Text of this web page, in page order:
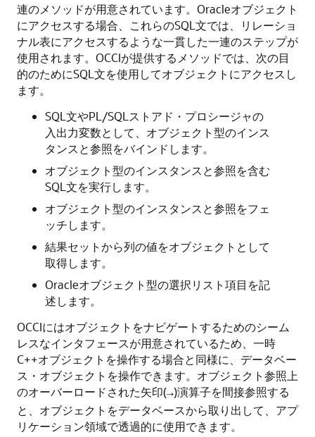
連のメソッドが用意されています。Oracleオブジェクト
にアクセスする場合、これらのSQL文では、リレーショ
ナル表にアクセスするような一貫した一連のステップが
使用されます。OCCIが提供するメソッドでは、次の目
的のためにSQL文を使用してオブジェクトにアクセスし
ます。
SQL文やPL/SQLストアド・プロシージャの
入出力変数として、オブジェクト型のインス
タンスと参照をバインドします。
オブジェクト型のインスタンスと参照を含む
SQL文を実行します。
オブジェクト型のインスタンスと参照をフェ
ッチします。
結果セットから列の値をオブジェクトとして
取得します。
Oracleオブジェクト型の選択リスト項目を記
述します。
OCCIにはオブジェクトをナビゲートするためのシーム
レスなインタフェースが用意されているため、一時
C++オブジェクトを操作する場合と同様に、データベー
ス・オブジェクトを操作できます。オブジェクト参照上
のオーバーロードされた矢印(→)演算子を間接参照する
と、オブジェクトをデータベースから取り出して、アプ
リケーション領域で透過的に使用できます。